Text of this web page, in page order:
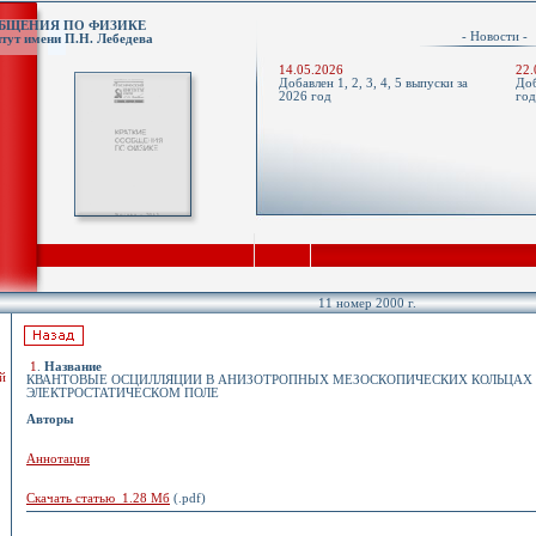
ПО ФИЗИКЕ
имени П.Н. Лебедева
- Новости
14.05.2026
Добавлен 1, 2, 3, 4, 5 выпуски за
2026 год
11 номер 2000 г.
1
Название
КВАНТОВЫЕ ОСЦИЛЛЯЦИИ В АНИЗОТРОПНЫХ МЕЗОСКОПИЧЕСКИХ КОЛЬЦАХ
ЭЛЕКТРОСТАТИЧЕСКОМ ПОЛЕ
Авторы
Аннотация
Скачать статью 1.28 Мб (.pdf)